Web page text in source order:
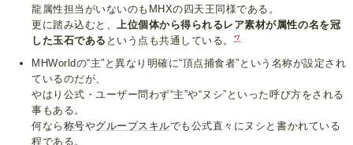
龍属性担当がいないのもMHXの四天王同様である。
更に踏み込むと、
上位個体から得られるレア素材が属性の名を冠
した玉石である という点も共通している。 *7
MHWorldの“主”と異なり明確に“頂点捕食者”という名称が設定され
ているのだが、
やはり公式・ユーザー問わず“主”や“ヌシ”といった呼び方をされる
事もある。
何なら 称号やグループスキルでも公式直々にヌシと書かれている
程である。